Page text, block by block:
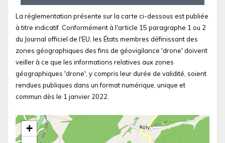
La réglementation présente sur la carte ci-dessous est publiée
à titre indicatif. Conformément à l'article 15 paragraphe 1 ou 2
du Journal officiel de l'EU, les États membres définissant des
zones géographiques des fins de géovigilance 'drone' doivent
veiller à ce que les informations relatives aux zones
géographiques 'drone', y compris leur durée de validité, soient
rendues publiques dans un format numérique, unique et
commun dès le 1 janvier 2022.